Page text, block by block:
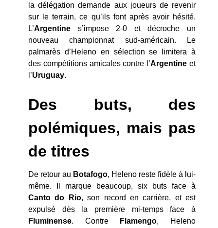
la délégation demande aux joueurs de revenir
sur le terrain, ce qu’ils font après avoir hésité.
L’Argentine s’impose 2-0 et décroche un
nouveau championnat sud-américain. Le
palmarès d’Heleno en sélection se limitera à
des compétitions amicales contre l’Argentine et
l’Uruguay.
Des buts, des
polémiques, mais pas
de titres
De retour au Botafogo, Heleno reste fidèle à lui-
même. Il marque beaucoup, six buts face à
Canto do Rio, son record en carrière, et est
expulsé dès la première mi-temps face à
Fluminense. Contre Flamengo, Heleno